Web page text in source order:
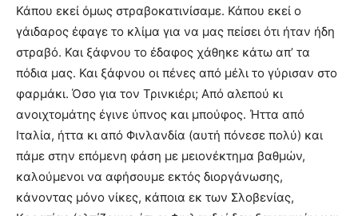
Κάπου εκεί όμως στραβοκατινίσαμε. Κάπου εκεί ο
γάιδαρος έφαγε το κλίμα για να μας πείσει ότι ήταν ήδη
στραβό. Και ξάφνου το έδαφος χάθηκε κάτω απ’ τα
πόδια μας. Και ξάφνου οι πένες από μέλι το γύρισαν στο
φαρμάκι. Όσο για τον Τρινκιέρι; Από αλεπού κι
ανοιχτομάτης έγινε ύπνος και μπούφος. Ήττα από
Ιταλία, ήττα κι από Φινλανδία (αυτή πόνεσε πολύ) και
πάμε στην επόμενη φάση με μειονέκτημα βαθμών,
καλούμενοι να αφήσουμε εκτός διοργάνωσης,
κάνοντας μόνο νίκες, κάποια εκ των Σλοβενίας,